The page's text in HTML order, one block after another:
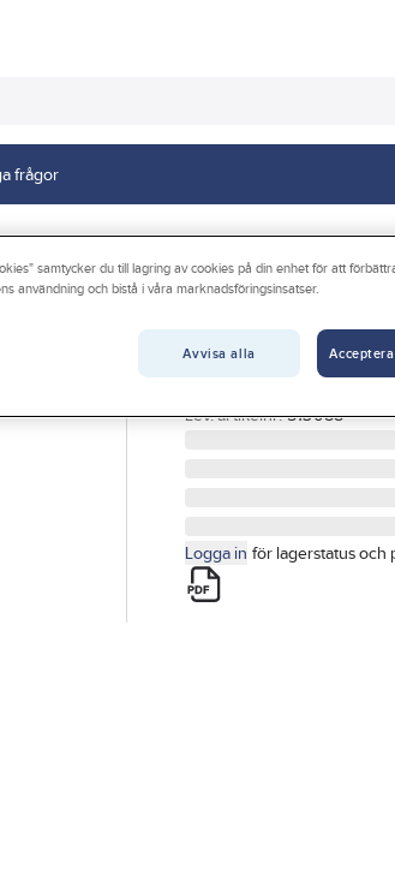
frågor
GARAGEDOMKRAFT
Lev. artikelnr: 513088
Logga in för lagerstatus och
samtycker du till lagring av cookies på din enhet för att
användning och bistå i våra marknadsföringsinsatser.
Avvisa alla